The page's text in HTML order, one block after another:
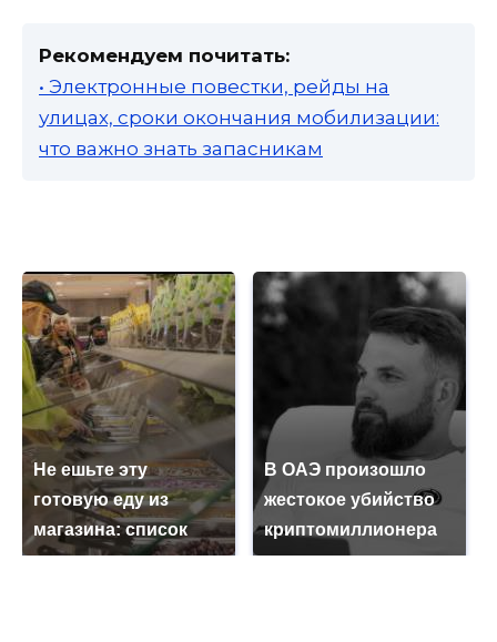
Рекомендуем почитать:
• Электронные повестки, рейды на
улицах, сроки окончания мобилизации:
что важно знать запасникам
Не ешьте эту
готовую еду из
магазина: список
В ОАЭ произошло
жестокое убийство
криптомиллионера